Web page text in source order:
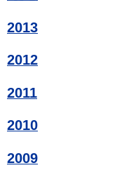
2013
2012
2011
2010
2009